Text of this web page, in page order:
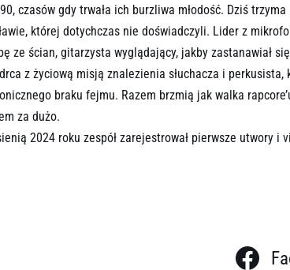
czasów gdy trwała ich burzliwa młodość. Dziś
której dotychczas nie doświadczyli. Lider z
ze ścian, gitarzysta wyglądający, jakby zastanawiał
z życiową misją znalezienia słuchacza i
braku fejmu. Razem brzmią jak walka
za dużo.
2024 roku zespół zarejestrował pierwsze utwory i